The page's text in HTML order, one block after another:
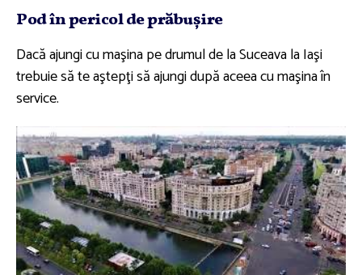
Pod în pericol de prăbuşire
Dacă ajungi cu maşina pe drumul de la Suceava la Iaşi
trebuie să te aştepţi să ajungi după aceea cu maşina în
service.